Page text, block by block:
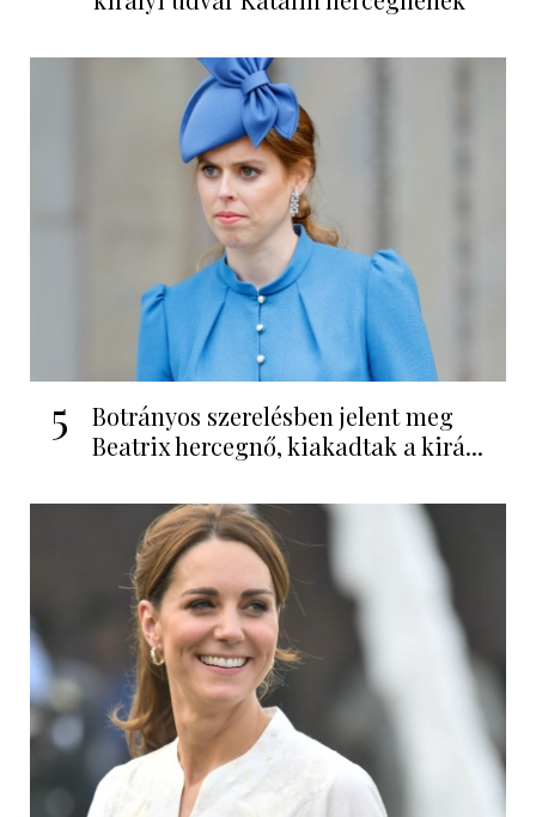
5
Botrányos szerelésben jelent meg
Beatrix hercegnő, kiakadtak a kirá...